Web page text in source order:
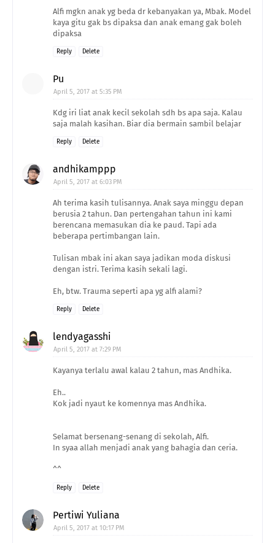
Alfi mgkn anak yg beda dr kebanyakan ya, Mbak. Model
kaya gitu gak bs dipaksa dan anak emang gak boleh
dipaksa
Reply Delete
Pu
April 5, 2017 at 5:35 PM
Kdg iri liat anak kecil sekolah sdh bs apa saja. Kalau
saja malah kasihan. Biar dia bermain sambil belajar
Reply Delete
andhikamppp
April 5, 2017 at 6:03 PM
Ah terima kasih tulisannya. Anak saya minggu depan
berusia 2 tahun. Dan pertengahan tahun ini kami
berencana memasukan dia ke paud. Tapi ada
beberapa pertimbangan lain.
Tulisan mbak ini akan saya jadikan moda diskusi
dengan istri. Terima kasih sekali lagi.
Eh, btw. Trauma seperti apa yg alfi alami?
Reply Delete
lendyagasshi
April 5, 2017 at 7:29 PM
Kayanya terlalu awal kalau 2 tahun, mas Andhika.
Eh..
Kok jadi nyaut ke komennya mas Andhika.
Selamat bersenang-senang di sekolah, Alfi.
In syaa allah menjadi anak yang bahagia dan ceria.
^^
Reply Delete
Pertiwi Yuliana
April 5, 2017 at 10:17 PM